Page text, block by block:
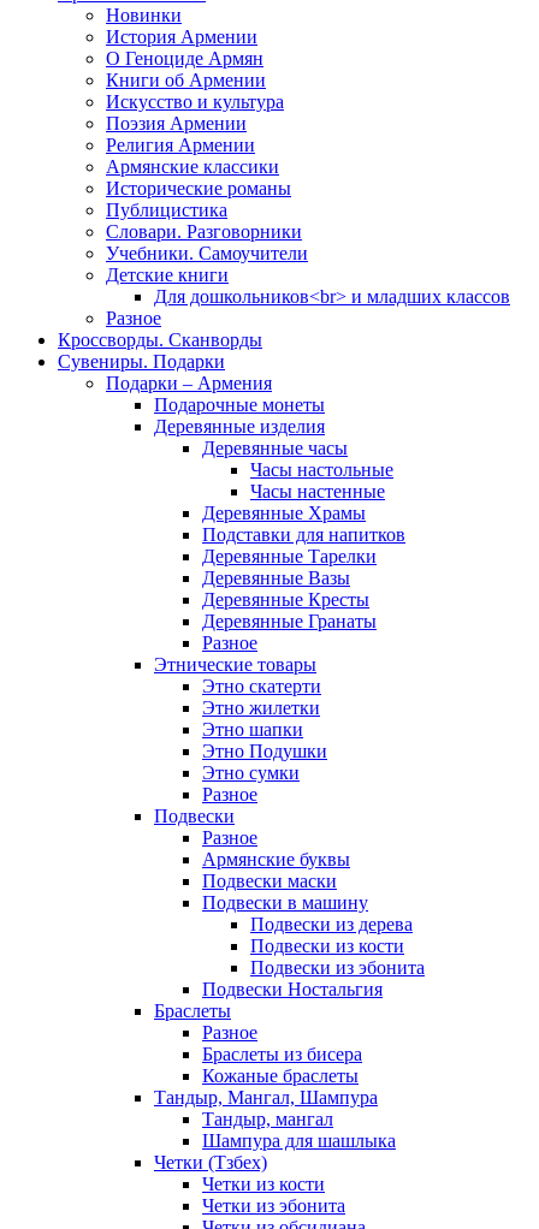
Новинки
История Армении
О Геноциде Армян
Книги об Армении
Иcкусство и культура
Поэзия Армении
Религия Армении
Армянские классики
Исторические романы
Публицистика
Словари. Разговорники
Учебники. Самоучители
Детские книги
Для дошкольников<br> и младших классов
Разное
Кроссворды. Сканворды
Сувениры. Подарки
Подарки – Армения
Подарочные монеты
Деревянные изделия
Деревянные часы
Часы настольные
Часы настенные
Деревянные Храмы
Подставки для напитков
Деревянные Тарелки
Деревянные Вазы
Деревянные Кресты
Деревянные Гранаты
Разное
Этнические товары
Этно скатерти
Этно жилетки
Этно шапки
Этно Подушки
Этно сумки
Разное
Подвески
Разное
Армянские буквы
Подвески маски
Подвески в машину
Подвески из дерева
Подвески из кости
Подвески из эбонита
Подвески Ностальгия
Браслеты
Разное
Браслеты из бисера
Кожаные браслеты
Тандыр, Мангал, Шампура
Тандыр, мангал
Шампура для шашлыка
Четки (Тзбех)
Четки из кости
Четки из эбонита